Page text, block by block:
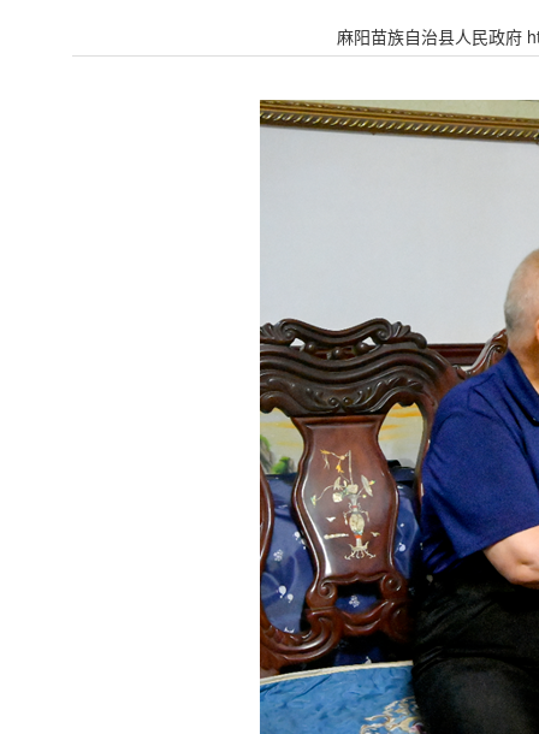
麻阳苗族自治县人民政府